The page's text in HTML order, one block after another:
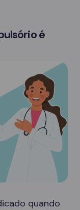
é
quando